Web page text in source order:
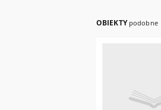
OBIEKTY podobne